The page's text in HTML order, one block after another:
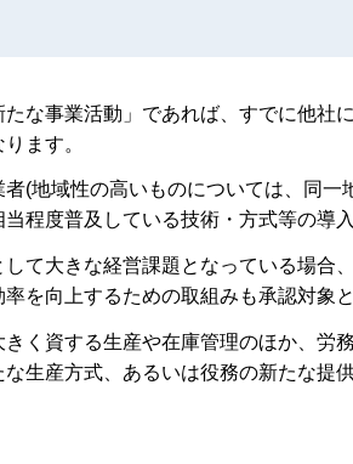
な事業活動」であれば、すでに他社
ます。
(地域性の高いものについては、同
程度普及している技術・方式等の導
て大きな経営課題となっている場合
を向上するための取組みも承認対象と
く資する生産や在庫管理のほか、労
生産方式、あるいは役務の新たな提